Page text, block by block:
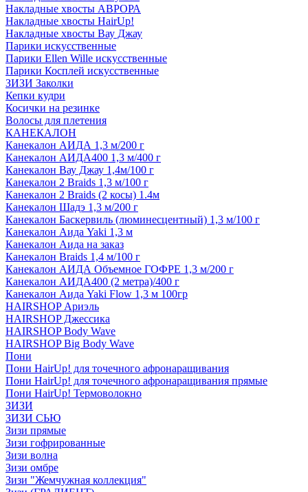
Накладные хвосты АВРОРА
Накладные хвосты HairUp!
Накладные хвосты Вау Джау
Парики искусственные
Парики Ellen Wille искусственные
Парики Косплей искусственные
ЗИЗИ Заколки
Кепки кудри
Косички на резинке
Волосы для плетения
КАНЕКАЛОН
Канекалон АИДА 1,3 м/200 г
Канекалон АИДА400 1,3 м/400 г
Канекалон Вау Джау 1,4м/100 г
Канекалон 2 Braids 1,3 м/100 г
Канекалон 2 Braids (2 косы) 1.4м
Канекалон Шадэ 1,3 м/200 г
Канекалон Баскервиль (люминесцентный) 1,3 м/100 г
Канекалон Аида Yaki 1,3 м
Канекалон Аида на заказ
Канекалон Braids 1,4 м/100 г
Канекалон АИДА Объемное ГОФРЕ 1,3 м/200 г
Канекалон АИДА400 (2 метра)/400 г
Канекалон Аида Yaki Flow 1,3 м 100гр
HAIRSHOP Ариэль
HAIRSHOP Джессика
HAIRSHOP Body Wave
HAIRSHOP Big Body Wave
Пони
Пони HairUp! для точечного афронаращивания
Пони HairUp! для точечного афронаращивания прямые
Пони HairUp! Термоволокно
ЗИЗИ
ЗИЗИ СЬЮ
Зизи прямые
Зизи гофрированные
Зизи волна
Зизи омбре
Зизи "Жемчужная коллекция"